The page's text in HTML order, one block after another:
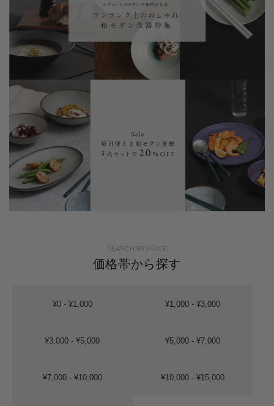
SEARCH BY PRICE
価格帯から探す
¥0 - ¥1,000 ¥1,000 - ¥3,000
¥3,000 - ¥5,000 ¥5,000 - ¥7,000
¥7,000 - ¥10,000 ¥10,000 - ¥15,000